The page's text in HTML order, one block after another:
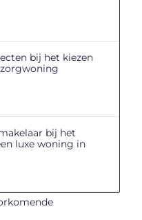
bij het kiezen
bij het
luxe woning in